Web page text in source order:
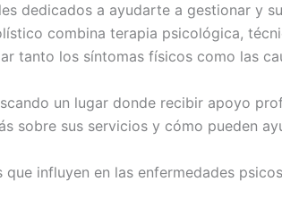
dedicados a ayudarte a gestionar y
combina terapia psicológica,
tanto los síntomas físicos como las
un lugar donde recibir apoyo
sobre sus servicios y cómo pueden
que influyen en las enfermedades